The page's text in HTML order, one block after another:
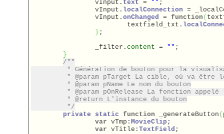
		vInput.
text = "" ;
		vInput.
localConnection =
		vInput.
onChanged = function (
			textfield_txt.
} ;
		_filter.
content = "" ;
}
/**
	 */
private
static function _generateButton (
var vTmp: MovieClip;
var vTitle: TextField ;